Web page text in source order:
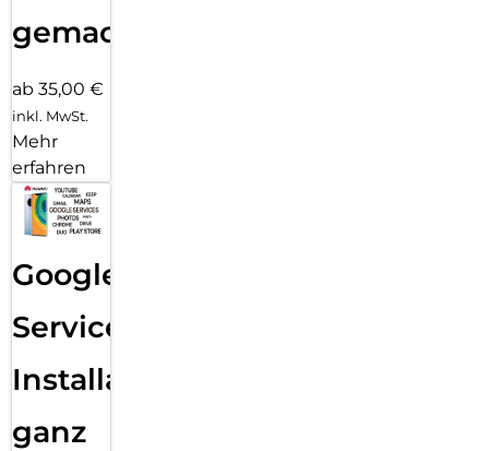
gemacht!
ab 35,00 €
inkl. MwSt.
Mehr
erfahren
Google
Services
Installation
ganz